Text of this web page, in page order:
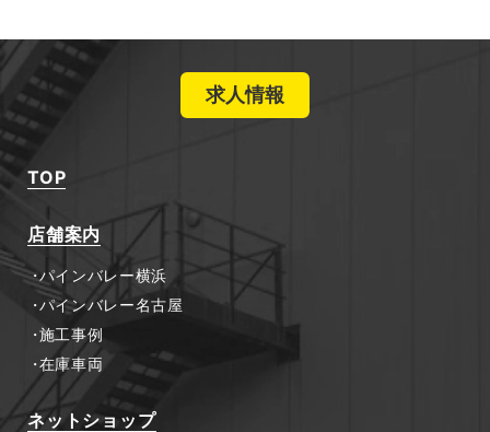
求人情報
TOP
店舗案内
パインバレー横浜
パインバレー名古屋
施工事例
在庫車両
ネットショップ